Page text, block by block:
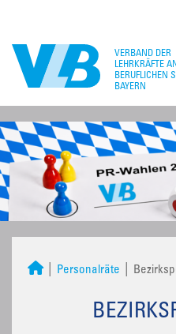
Personalräte